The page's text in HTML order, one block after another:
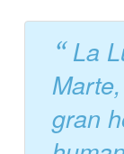
La
gran